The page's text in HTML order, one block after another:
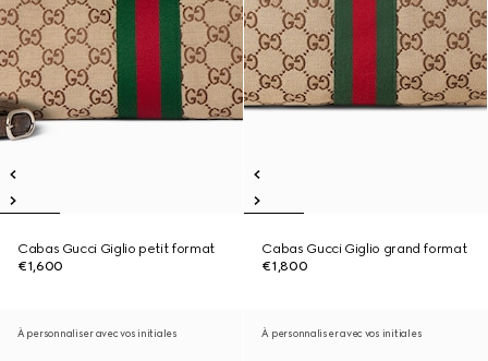
Cabas Gucci Giglio petit format
€1,600
Cabas Gucci Giglio grand format
€1,800
À personnaliser avec vos initiales À personnaliser avec vos initiales